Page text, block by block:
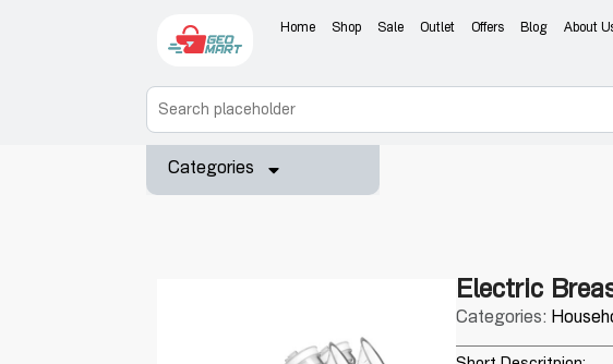
Home Shop Sale Outlet Offers Blog About
Categories
Electric
Categories: